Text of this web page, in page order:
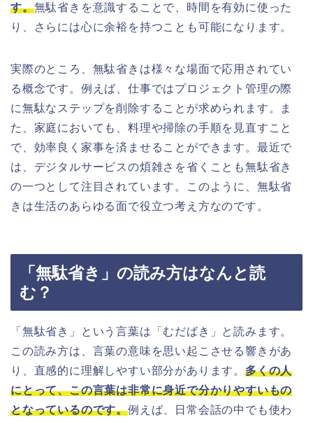
す。無駄省きを意識することで、時間を有効に使った
り、さらには心に余裕を持つことも可能になります。
実際のところ、無駄省きは様々な場面で応用されてい
る概念です。例えば、仕事ではプロジェクト管理の際
に無駄なステップを削除することが求められます。ま
た、家庭においても、料理や掃除の手順を見直すこと
で、効率良く家事を済ませることができます。最近で
は、デジタルサービスの煩雑さを省くことも無駄省き
の一つとして注目されています。このように、無駄省
きは生活のあらゆる面で役立つ考え方なのです。
「無駄省き」の読み方はなんと読
む？
「無駄省き」という言葉は「むだばき」と読みます。
この読み方は、言葉の意味を思い起こさせる響きがあ
り、直感的に理解しやすい部分があります。 多くの人
にとって、この言葉は非常に身近で分かりやすいもの
となっているのです。例えば、日常会話の中でも使わ